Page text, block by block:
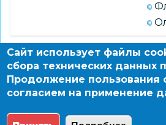
АРХИВ
Сайт использует файлы
сбора технических данных
Продолжение пользования
согласием на применение